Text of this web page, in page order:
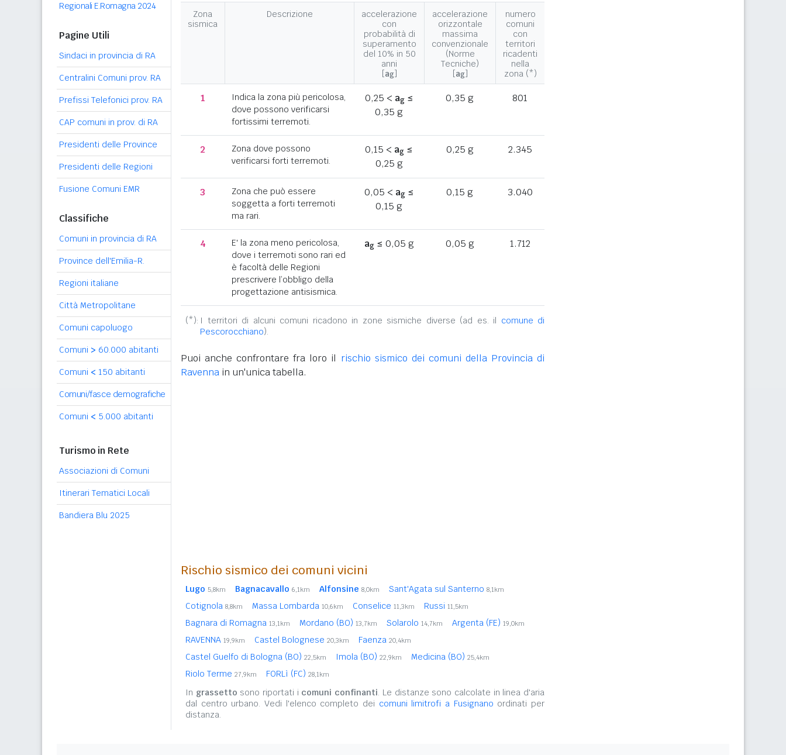
Regionali E.Romagna 2024
Pagine Utili
Sindaci in provincia di RA
Centralini Comuni prov. RA
Prefissi Telefonici prov. RA
CAP comuni in prov. di RA
Presidenti delle Province
Presidenti delle Regioni
Fusione Comuni EMR
Classifiche
Comuni in provincia di RA
Province dell'Emilia-R.
Regioni italiane
Città Metropolitane
Comuni capoluogo
Comuni > 60.000 abitanti
Comuni < 150 abitanti
Comuni/fasce demografiche
Comuni < 5.000 abitanti
Turismo in Rete
Associazioni di Comuni
Itinerari Tematici Locali
Bandiera Blu 2025
Zona
sismica
Descrizione
accelerazione
con
probabilità di
superamento
del 10% in 50
anni
[ag]
accelerazione
orizzontale
massima
convenzionale
(Norme
Tecniche)
[ag]
numero
comuni
con
territori
ricadenti
nella
zona (*)
1
Indica la zona più pericolosa,
dove possono verificarsi
fortissimi terremoti.
0,25 < ag≤
0,35 g
0,35 g 801
2
Zona dove possono
verificarsi forti terremoti.
0,15 < ag ≤
0,25 g
0,25 g 2.345
3
Zona che può essere
soggetta a forti terremoti
ma rari.
0,05 < ag≤
0,15 g
0,15 g 3.040
4
E' la zona meno pericolosa,
dove i terremoti sono rari ed
è facoltà delle Regioni
prescrivere l’obbligo della
progettazione antisismica.
ag≤ 0,05 g 0,05 g 1.712
(*): I territori di alcuni comuni ricadono in zone sismiche diverse (ad es. il comune di
Pescorocchiano).
Puoi anche confrontare fra loro il rischio sismico dei comuni della Provincia di
Ravenna in un'unica tabella.
Rischio sismico dei comuni vicini
Lugo 5,8km Bagnacavallo 6,1km Alfonsine 8,0km Sant'Agata sul Santerno 8,1km
Cotignola 8,8km Massa Lombarda 10,6km Conselice 11,3km Russi 11,5km
Bagnara di Romagna 13,1km Mordano (BO) 13,7km Solarolo 14,7km Argenta (FE) 19,0km
RAVENNA 19,9km Castel Bolognese 20,3km Faenza 20,4km
Castel Guelfo di Bologna (BO) 22,5km Imola (BO) 22,9km Medicina (BO) 25,4km
Riolo Terme 27,9km FORLì (FC) 28,1km
In grassetto sono riportati i comuni confinanti. Le distanze sono calcolate in linea d'aria
dal centro urbano. Vedi l'elenco completo dei comuni limitrofi a Fusignano ordinati per
distanza.